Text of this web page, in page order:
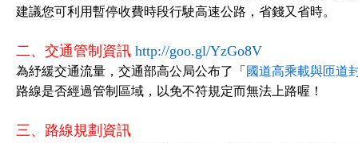
建議您可利用暫停收費時段行駛高速公路，省錢又省時。
二、交通管制資訊 http://goo.gl/YzGo8V
為紓緩交通流量，交通部高公局公布了「 國道高乘載與匝道
路線是否經過管制區域，以免不符規定而無法上路喔！
三、路線規劃資訊